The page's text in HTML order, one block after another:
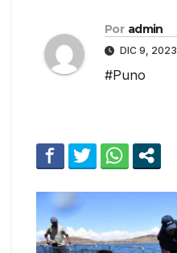
Por admin
DIC 9, 2023
#Puno